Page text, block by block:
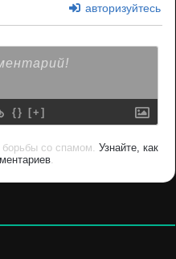
авторизуйтесь
{} [+]
со спамом. Узнайте, как